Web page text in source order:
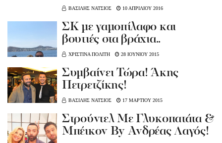
ΒΑΣΙΛΗΣ ΝΑΤΣΙΟΣ 10 ΑΠΡΙΛΙΟΥ 2016
ΣΚ με γαμοπίλαφο και
βουτιές στα βράχια..
ΧΡΙΣΤΙΝΑ ΠΟΛΙΤΗ 28 ΙΟΥΝΙΟΥ 2015
Συμβαίνει Τώρα! Άκης
Πετρετζίκης!
ΒΑΣΙΛΗΣ ΝΑΤΣΙΟΣ 17 ΜΑΡΤΙΟΥ 2015
Στρούντελ Με Γλυκοπατάτα &
Μπέικον By Ανδρέας Λαγός!